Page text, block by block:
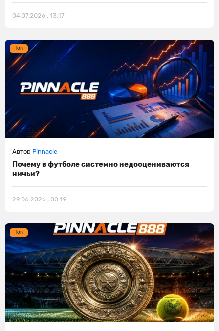
04.07.2026 , 13:17
Ton
Автор Pinnacle
Почему в футболе системно недооцениваются
ничьи?
29.06.2026 , 00:19
Ton